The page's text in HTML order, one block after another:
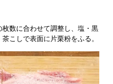
数に合わせて調整し、塩・黒
こしで表面に片栗粉をふる。